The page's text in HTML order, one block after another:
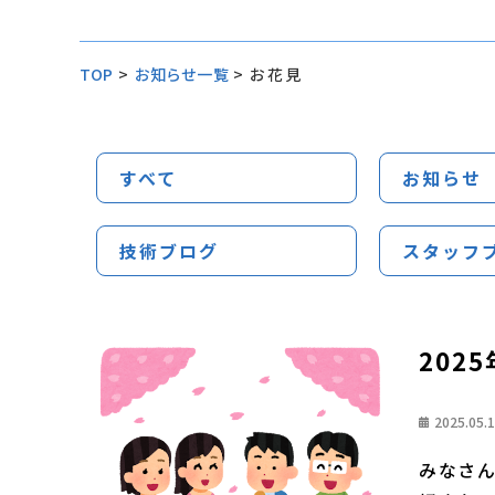
TOP > お知らせ一覧 > お花見
すべて お知らせ
技術ブログ スタッフ
2025
みなさ